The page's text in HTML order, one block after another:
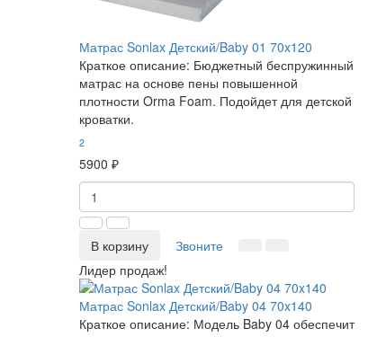
Матрас Sonlax Детский/Baby 01 70x120
Краткое описание: Бюджетный беспружинный
матрас на основе пены повышенной
плотности Orma Foam. Подойдет для детской
кроватки.
2
5900 ₽
В корзину Звоните
Лидер продаж!
Матрас Sonlax Детский/Baby 04 70x140
Краткое описание: Модель Baby 04 обеспечит